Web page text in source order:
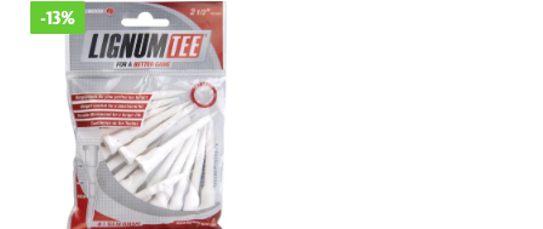
GPS/Dálkoměry
-13%